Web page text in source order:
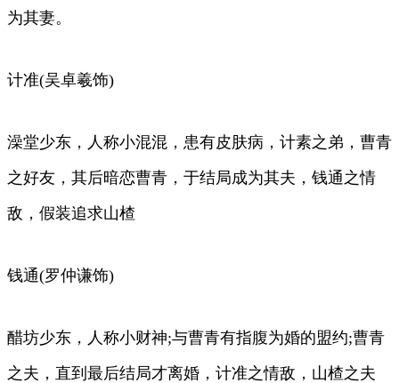
为其妻。
计准(吴卓羲饰)
澡堂少东，人称小混混，患有皮肤病，计素之弟，曹青
之好友，其后暗恋曹青，于结局成为其夫，钱通之情
敌，假装追求山楂
钱通(罗仲谦饰)
醋坊少东，人称小财神;与曹青有指腹为婚的盟约;曹青
之夫，直到最后结局才离婚，计准之情敌，山楂之夫